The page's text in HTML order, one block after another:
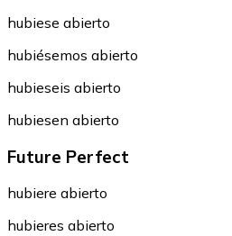
hubiese abierto
hubiésemos abierto
hubieseis abierto
hubiesen abierto
Future Perfect
hubiere abierto
hubieres abierto